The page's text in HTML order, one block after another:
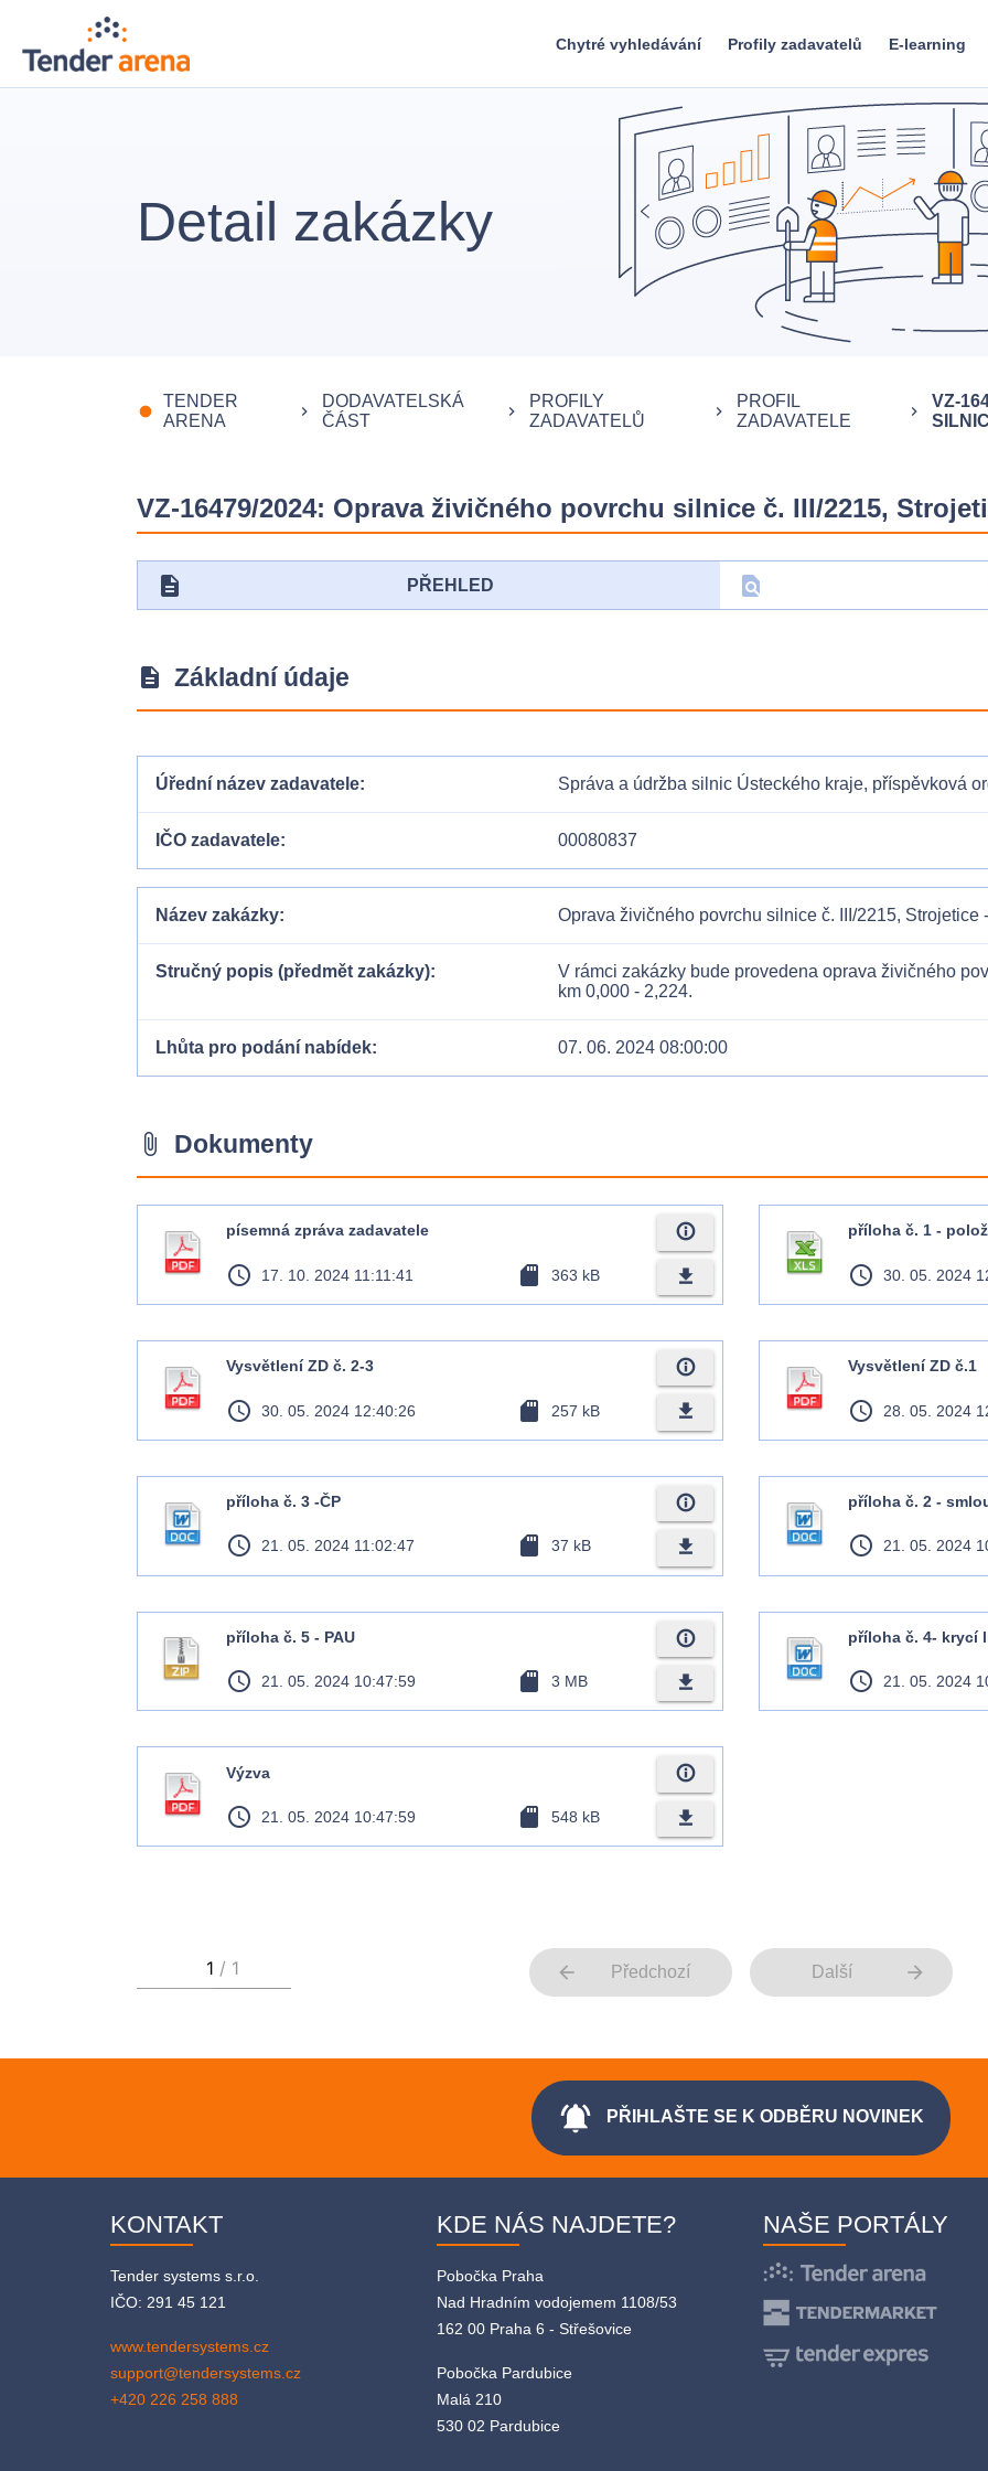
Chytré vyhledávání Profily zadavatelů E-learning
Detail zakázky
fiber_manual_record
TENDER
ARENA
keyboard_arrow_right
DODAVATELSKÁ
ČÁST
keyboard_arrow_right
PROFILY
ZADAVATELŮ
keyboard_arrow_right
PROFIL
ZADAVATELE
keyboard_arrow_right
VZ-
VZ-16479/2024: Oprava živičného povrchu silnice č. III/2215,
description PŘEHLED find_in_page
description Základní údaje
Úřední název zadavatele Správa a údržba silnic Ústeckého kraje, příspěvková
IČO zadavatele 00080837
Název zakázky Oprava živičného povrchu silnice č. III/2215, Strojetice
Stručný popis (předmět zakázky)
V rámci zakázky bude provedena oprava živičného
km 0,000 - 2,224.
Lhůta pro podání nabídek 07. 06. 2024 08:00:00
attach_file Dokumenty
písemná zpráva zadavatele
access_time 17. 10. 2024 11:11:41 sd_card 363 kB
info_outline
file_download
příloha č. 1 -
access_time 30. 05. 2024
Vysvětlení ZD č. 2-3
access_time 30. 05. 2024 12:40:26 sd_card 257 kB
info_outline
file_download
Vysvětlení ZD č.1
access_time 28. 05. 2024
příloha č. 3 -ČP
access_time 21. 05. 2024 11:02:47 sd_card 37 kB
info_outline
file_download
příloha č. 2 -
access_time 21. 05. 2024
příloha č. 5 - PAU
access_time 21. 05. 2024 10:47:59 sd_card 3 MB
info_outline
file_download
příloha č. 4- krycí
access_time 21. 05. 2024
Výzva
access_time 21. 05. 2024 10:47:59 sd_card 548 kB
info_outline
file_download
arrow_back Předchozí Další arrow_forward
notifications_active PŘIHLAŠTE SE K ODBĚRU NOVINEK
KONTAKT
Tender systems s.r.o.
IČO: 291 45 121
www.tendersystems.cz
support@tendersystems.cz
+420 226 258 888
KDE NÁS NAJDETE?
Pobočka Praha
Nad Hradním vodojemem 1108/53
162 00 Praha 6 - Střešovice
Pobočka Pardubice
Malá 210
530 02 Pardubice
NAŠE PORTÁLY